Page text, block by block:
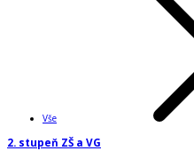
Vše
2. stupeň ZŠ a VG